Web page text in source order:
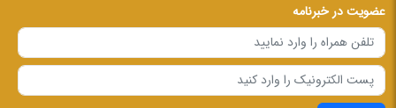
عضویت در خبرنامه